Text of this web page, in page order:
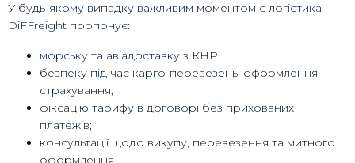
У будь-якому випадку важливим моментом є логістика.
DiFFreight пропонує:
морську та авіадоставку з КНР;
безпеку під час карго-перевезень, оформлення
страхування;
фіксацію тарифу в договорі без прихованих
платежів;
консультації щодо викупу, перевезення та митного
оформлення.